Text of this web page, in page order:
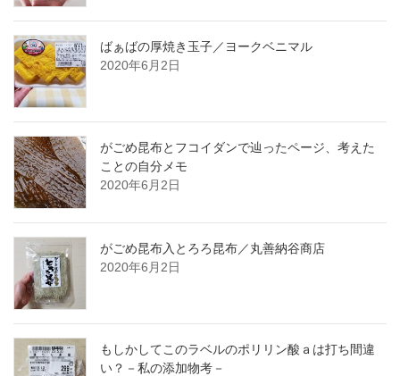
ばぁばの厚焼き玉子／ヨークベニマル
2020年6月2日
がごめ昆布とフコイダンで辿ったページ、考えた
ことの自分メモ
2020年6月2日
がごめ昆布入とろろ昆布／丸善納谷商店
2020年6月2日
もしかしてこのラベルのポリリン酸ａは打ち間違
い？－私の添加物考－